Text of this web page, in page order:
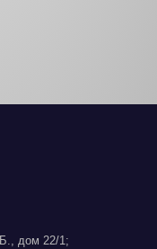
дом 22/1;